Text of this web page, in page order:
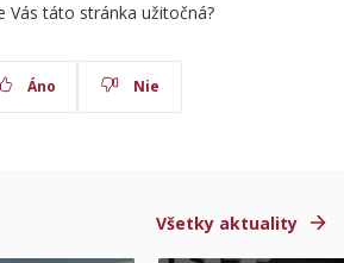
Vás táto stránka užitočná?
Áno Nie
Všetky aktuality